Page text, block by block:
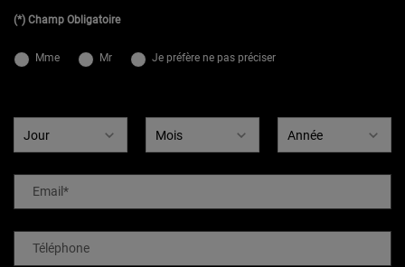
(*) Champ Obligatoire
newslettersignup.title.legend
Mme Mr Je préfère ne pas préciser
Email*
Téléphone